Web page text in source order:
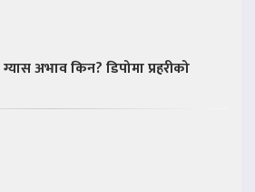
अभाव किन? डिपोमा प्रहरीको